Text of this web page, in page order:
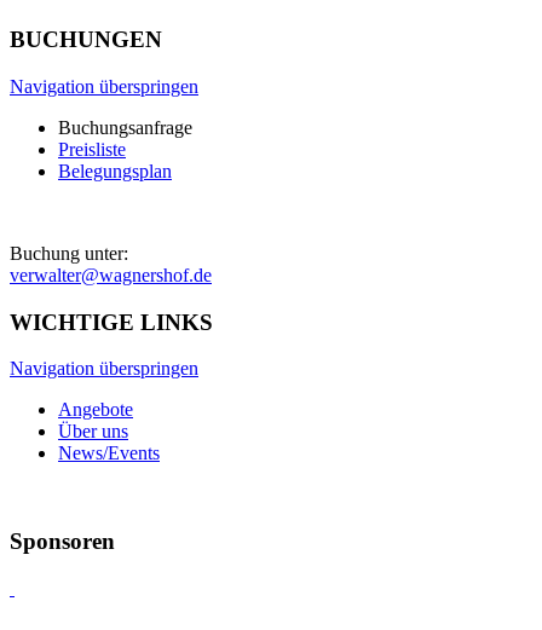
BUCHUNGEN
Navigation überspringen
Buchungsanfrage
Preisliste
Belegungsplan
Buchung unter:
verwalter@wagnershof.de
WICHTIGE LINKS
Navigation überspringen
Angebote
Über uns
News/Events
Sponsoren